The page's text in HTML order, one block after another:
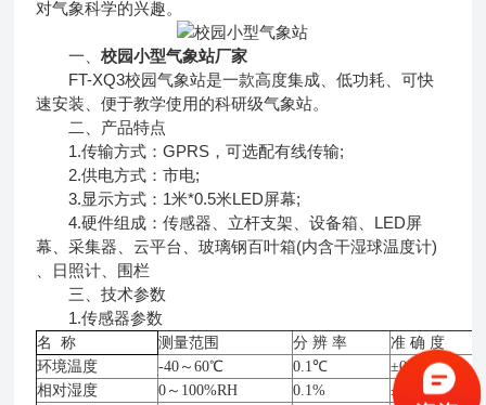
对气象科学的兴趣。
一、校园小型气象站厂家
FT-XQ3校园气象站是一款高度集成、低功耗、可快
速安装、便于教学使用的科研级气象站。
二、产品特点
1.传输方式：GPRS，可选配有线传输;
2.供电方式：市电;
3.显示方式：1米*0.5米LED屏幕;
4.硬件组成：传感器、立杆支架、设备箱、LED屏
幕、采集器、云平台、玻璃钢百叶箱(内含干湿球温度计)
、日照计、围栏
三、技术参数
1.传感器参数
名 称 测量范围 分 辨 率 准 确 度
环境温度
-40～60℃ 0.1℃
±0.3℃
相对湿度
0～100%RH 0.1%
±3%RH